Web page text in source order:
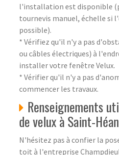
l'installation est disponible
tournevis manuel, échelle si
possible).
* Vérifiez qu'il n'y a pas
ou câbles électriques) à
installer votre fenêtre Velux.
* Vérifier qu'il n'y a pas
commencer les travaux.
Renseignements
de velux à Saint-
N'hésitez pas à confier la
toit à l'entreprise